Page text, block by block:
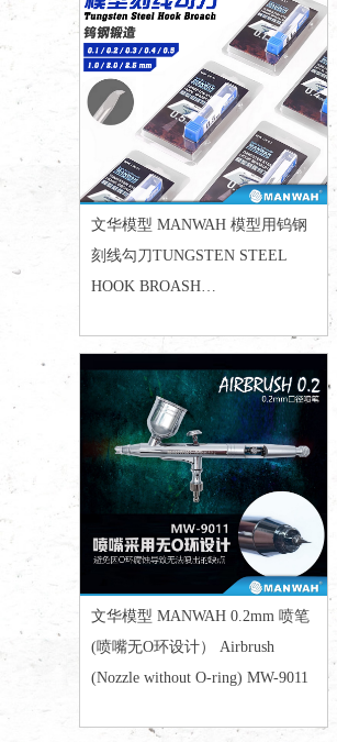
文华模型 MANWAH 模型用钨钢
刻线勾刀TUNGSTEN STEEL
HOOK BROASH
文华模型 MANWAH 0.2mm 喷笔
(喷嘴无O环设计） Airbrush
(Nozzle without O-ring) MW-9011